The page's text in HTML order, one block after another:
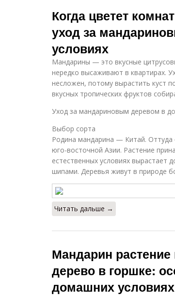
Когда цветет
уход за
условиях
Мандарины — это вкусные
нередко высаживают в квартирах.
несложен, потому вырастить куст
вкусных тропических фруктов
Уход за мандариновым деревом в
Выбор сорта
Родина мандарина — Китай. Оттуда
юго-восточной Азии. Растение
естественных условиях вырастает
шипами. Деревья живут в природе
Читать дальше →
Мандарин
дерево в горшке:
домашних условиях